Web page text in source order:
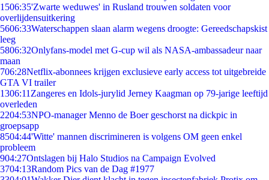
1506:35'Zwarte weduwes' in Rusland trouwen soldaten voor
overlijdensuitkering
5606:33Waterschappen slaan alarm wegens droogte: Gereedschapskist
leeg
5806:32Onlyfans-model met G-cup wil als NASA-ambassadeur naar
maan
706:28Netflix-abonnees krijgen exclusieve early access tot uitgebreide
GTA VI trailer
1306:11 Zangeres en Idols-jurylid Jerney Kaagman op 79-jarige leeftijd
overleden
2204:53NPO-manager Menno de Boer geschorst na dickpic in
groepsapp
8504:44'Witte' mannen discrimineren is volgens OM geen enkel
probleem
904:27Ontslagen bij Halo Studios na Campaign Evolved
3704:13Random Pics van de Dag #1977